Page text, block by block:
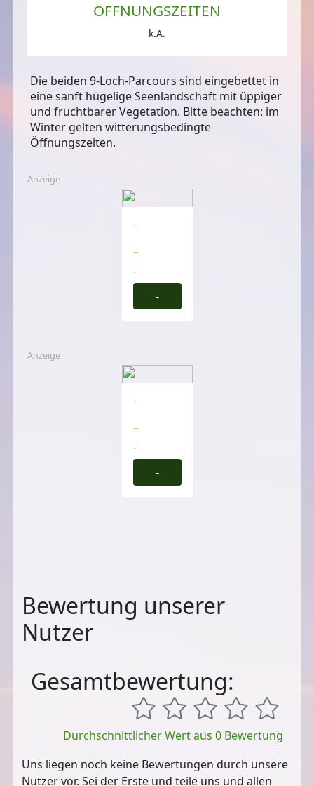
ÖFFNUNGSZEITEN
k.A.
Die beiden 9-Loch-Parcours sind eingebettet in
eine sanft hügelige Seenlandschaft mit üppiger
und fruchtbarer Vegetation. Bitte beachten: im
Winter gelten witterungsbedingte
Öffnungszeiten.
Anzeige
-
-
-
-
Anzeige
-
-
-
-
Bewertung unserer
Nutzer
Gesamtbewertung:
Durchschnittlicher Wert aus 0 Bewertung
Uns liegen noch keine Bewertungen durch unsere
Nutzer vor. Sei der Erste und teile uns und allen